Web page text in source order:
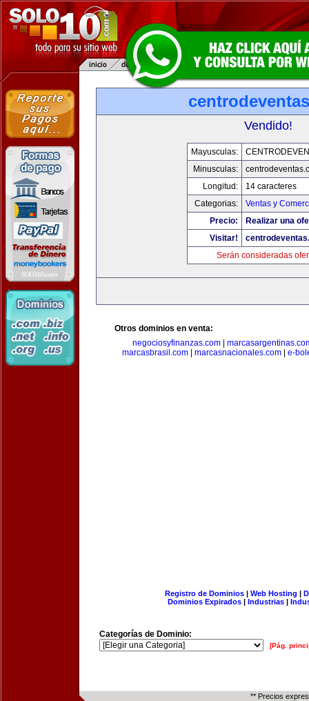
Vendido!
Mayusculas:
Minusculas:
Longitud:
14 caracteres
Categorias:
Ventas y
Precio:
Realizar una
Visitar!
Serán consideradas
Otros dominios en venta:
negociosyfinanzas.com
marcasbrasil.com| marcasnacionales.com| e-
Registro de Dominios| Web Hosting |
Dominios Expirados | Industrias |
Categorías de Dominio:
[Pág.
** Precios